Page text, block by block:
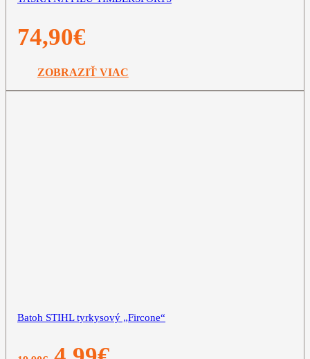
74,90€
ZOBRAZIŤ VIAC
Batoh STIHL tyrkysový „Fircone“
Pôvodná